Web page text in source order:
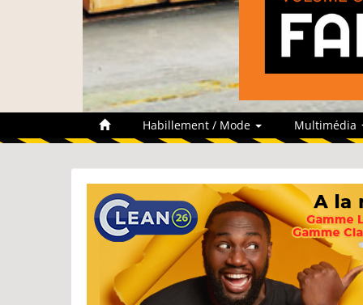
Habillement / Mode Multimédia